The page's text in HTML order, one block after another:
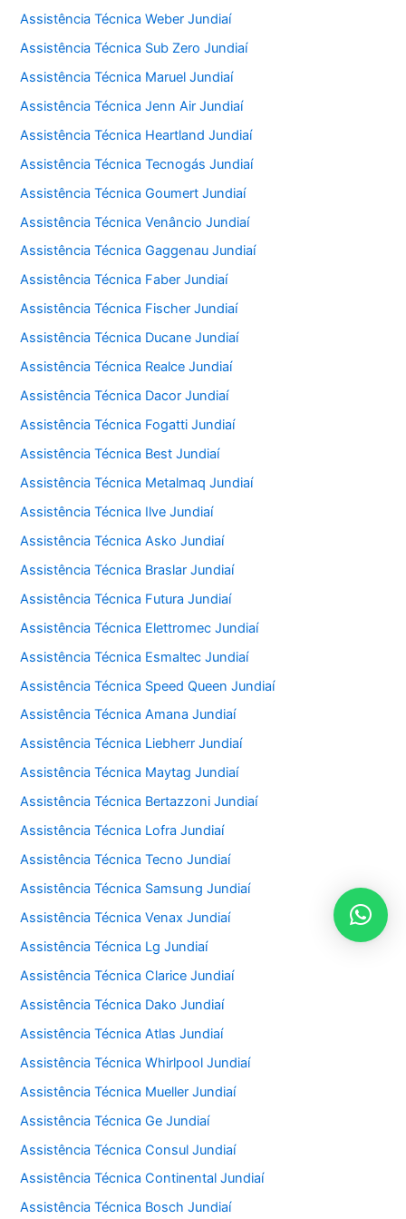
Assistência Técnica Weber Jundiaí
Assistência Técnica Sub Zero Jundiaí
Assistência Técnica Maruel Jundiaí
Assistência Técnica Jenn Air Jundiaí
Assistência Técnica Heartland Jundiaí
Assistência Técnica Tecnogás Jundiaí
Assistência Técnica Goumert Jundiaí
Assistência Técnica Venâncio Jundiaí
Assistência Técnica Gaggenau Jundiaí
Assistência Técnica Faber Jundiaí
Assistência Técnica Fischer Jundiaí
Assistência Técnica Ducane Jundiaí
Assistência Técnica Realce Jundiaí
Assistência Técnica Dacor Jundiaí
Assistência Técnica Fogatti Jundiaí
Assistência Técnica Best Jundiaí
Assistência Técnica Metalmaq Jundiaí
Assistência Técnica Ilve Jundiaí
Assistência Técnica Asko Jundiaí
Assistência Técnica Braslar Jundiaí
Assistência Técnica Futura Jundiaí
Assistência Técnica Elettromec Jundiaí
Assistência Técnica Esmaltec Jundiaí
Assistência Técnica Speed Queen Jundiaí
Assistência Técnica Amana Jundiaí
Assistência Técnica Liebherr Jundiaí
Assistência Técnica Maytag Jundiaí
Assistência Técnica Bertazzoni Jundiaí
Assistência Técnica Lofra Jundiaí
Assistência Técnica Tecno Jundiaí
Assistência Técnica Samsung Jundiaí
Assistência Técnica Venax Jundiaí
Assistência Técnica Lg Jundiaí
Assistência Técnica Clarice Jundiaí
Assistência Técnica Dako Jundiaí
Assistência Técnica Atlas Jundiaí
Assistência Técnica Whirlpool Jundiaí
Assistência Técnica Mueller Jundiaí
Assistência Técnica Ge Jundiaí
Assistência Técnica Consul Jundiaí
Assistência Técnica Continental Jundiaí
Assistência Técnica Bosch Jundiaí